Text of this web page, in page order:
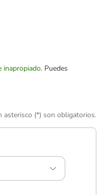
inapropiado. Puedes
asterisco (*) son obligatorios.